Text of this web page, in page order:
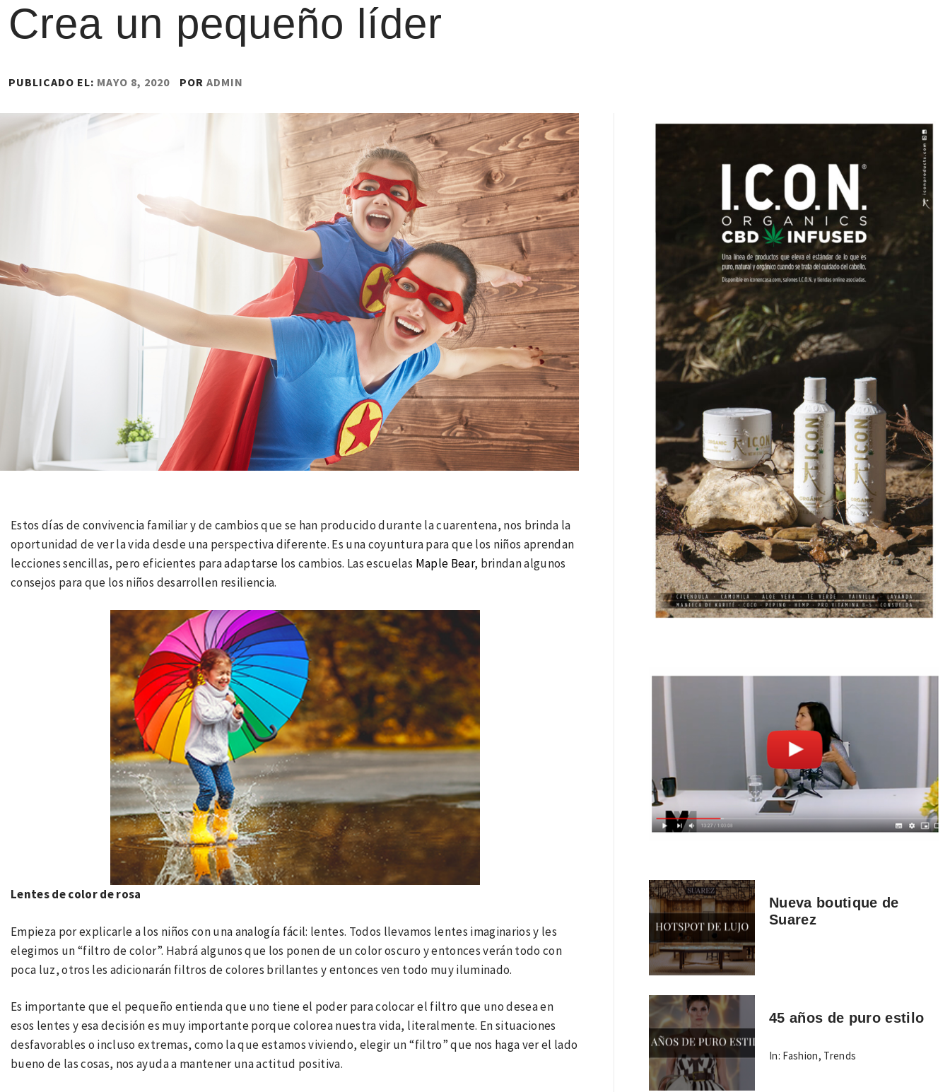
Crea un pequeño líder
PUBLICADO EL: MAYO 8, 2020 POR ADMIN
Estos días de convivencia familiar y de cambios que se han producido durante la cuarentena, nos brinda la
oportunidad de ver la vida desde una perspectiva diferente. Es una coyuntura para que los niños aprendan
lecciones sencillas, pero eficientes para adaptarse los cambios. Las escuelas Maple Bear, brindan algunos
consejos para que los niños desarrollen resiliencia.
Lentes de color de rosa
Empieza por explicarle a los niños con una analogía fácil: lentes. Todos llevamos lentes imaginarios y les
elegimos un “filtro de color”. Habrá algunos que los ponen de un color oscuro y entonces verán todo con
poca luz, otros les adicionarán filtros de colores brillantes y entonces ven todo muy iluminado.
Es importante que el pequeño entienda que uno tiene el poder para colocar el filtro que uno desea en
esos lentes y esa decisión es muy importante porque colorea nuestra vida, literalmente. En situaciones
desfavorables o incluso extremas, como la que estamos viviendo, elegir un “filtro” que nos haga ver el lado
bueno de las cosas, nos ayuda a mantener una actitud positiva.
Nueva boutique de
Suarez
45 años de puro estilo
In: Fashion, Trends